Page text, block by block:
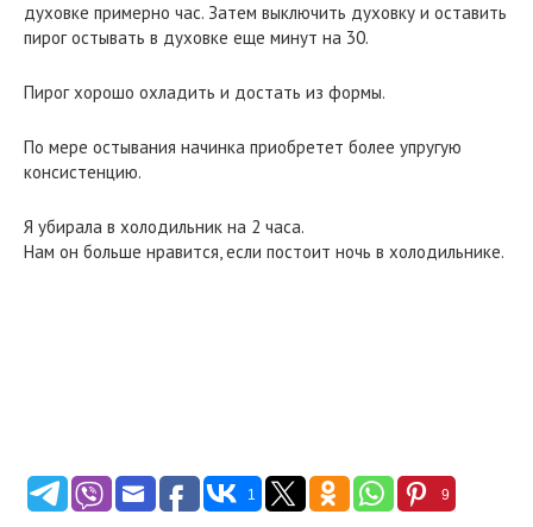
духовке примерно час. Затем выключить духовку и оставить
пирог остывать в духовке еще минут на 30.
Пирог хорошо охладить и достать из формы.
По мере остывания начинка приобретет более упругую
консистенцию.
Я убирала в холодильник на 2 часа.
Нам он больше нравится, если постоит ночь в холодильнике.
1 9